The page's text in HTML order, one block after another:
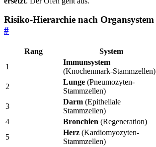
Risiko-Hierarchie nach Organsystem
#
Rang System
1
Immunsystem
(Knochenmark-Stammzellen)
2
Lunge (Pneumozyten-
Stammzellen)
3
Darm (Epitheliale
Stammzellen)
4
Bronchien (Regeneration)
5
Herz (Kardiomyozyten-
Stammzellen)